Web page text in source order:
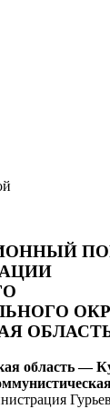
область —